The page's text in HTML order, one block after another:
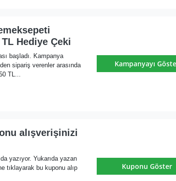
Hediye Çeki
başladı. Kampanya
sipariş verenler arasında
TL...
Kampanyayı
alışverişinizi
yazıyor. Yukarıda yazan
tıklayarak bu kuponu alıp
Kuponu Göster